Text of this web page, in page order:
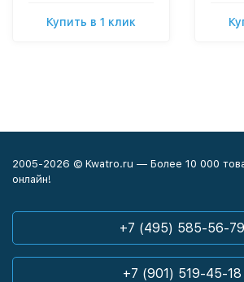
Купить в 1 клик
2005-2026 © Kwatro.ru — Более 10 000
онлайн!
+7 (495) 585-56-79
+7 (901) 519-45-18